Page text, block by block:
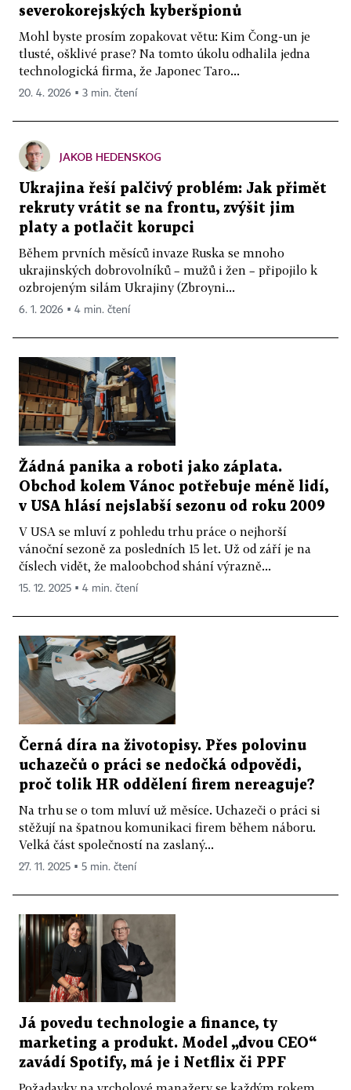
severokorejských kyberšpionů
Mohl byste prosím zopakovat větu: Kim Čong-un je
tlusté, ošklivé prase? Na tomto úkolu odhalila jedna
technologická firma, že Japonec Taro...
20. 4. 2026 ▪ 3 min. čtení
JAKOB HEDENSKOG
Ukrajina řeší palčivý problém: Jak přimět
rekruty vrátit se na frontu, zvýšit jim
platy a potlačit korupci
Během prvních měsíců invaze Ruska se mnoho
ukrajinských dobrovolníků – mužů i žen – připojilo k
ozbrojeným silám Ukrajiny (Zbroyni...
6. 1. 2026 ▪ 4 min. čtení
Žádná panika a roboti jako záplata.
Obchod kolem Vánoc potřebuje méně lidí,
v USA hlásí nejslabší sezonu od roku 2009
V USA se mluví z pohledu trhu práce o nejhorší
vánoční sezoně za posledních 15 let. Už od září je na
číslech vidět, že maloobchod shání výrazně...
15. 12. 2025 ▪ 4 min. čtení
Černá díra na životopisy. Přes polovinu
uchazečů o práci se nedočká odpovědi,
proč tolik HR oddělení firem nereaguje?
Na trhu se o tom mluví už měsíce. Uchazeči o práci si
stěžují na špatnou komunikaci firem během náboru.
Velká část společností na zaslaný...
27. 11. 2025 ▪ 5 min. čtení
Já povedu technologie a finance, ty
marketing a produkt. Model „dvou CEO“
zavádí Spotify, má je i Netflix či PPF